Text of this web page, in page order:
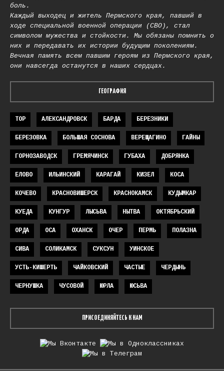
боль.
Каждый выходец и житель Пермского края, павший в
ходе специальной военной операции (СВО), стал
символом мужества и стойкости. Мы обязаны помнить о
них и передавать их истории будущим поколениям.
Вечная память всем павшим героям из Пермского края,
они навсегда останутся в наших сердцах.
ГЕОГРАФИЯ
TOP АЛЕКСАНДРОВСК БАРДА БЕРЕЗНИКИ
БЕРЕЗОВКА БОЛЬШАЯ СОСНОВА ВЕРЕЩАГИНО ГАЙНЫ
ГОРНОЗАВОДСК ГРЕМЯЧИНСК ГУБАХА ДОБРЯНКА
ЕЛОВО ИЛЬИНСКИЙ КАРАГАЙ КИЗЕЛ КОСА
КОЧЕВО КРАСНОВИШЕРСК КРАСНОКАМСК КУДЫМКАР
КУЕДА КУНГУР ЛЫСЬВА НЫТВА ОКТЯБРЬСКИЙ
ОРДА ОСА ОХАНСК ОЧЕР ПЕРМЬ ПОЛАЗНА
СИВА СОЛИКАМСК СУКСУН УИНСКОЕ
УСТЬ-КИШЕРТЬ ЧАЙКОВСКИЙ ЧАСТЫЕ ЧЕРДЫНЬ
ЧЕРНУШКА ЧУСОВОЙ ЮРЛА ЮСЬВА
ПРИСОЕДИНЯЙТЕСЬ К НАМ